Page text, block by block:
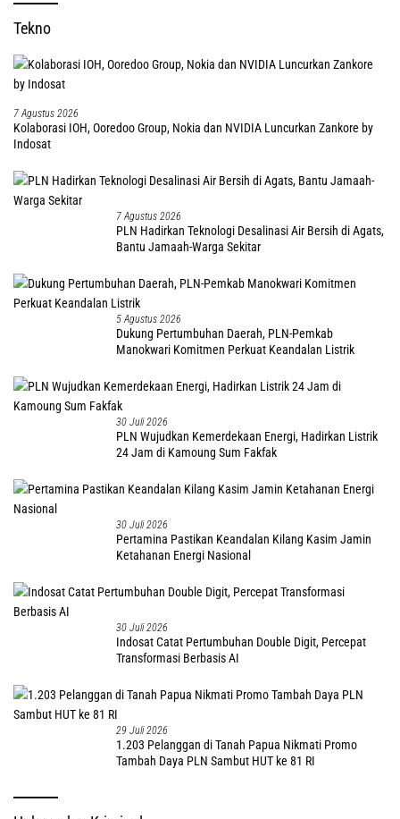
Tekno
7 Agustus 2026
Kolaborasi IOH, Ooredoo Group, Nokia dan NVIDIA Luncurkan Zankore by
Indosat
7 Agustus 2026
PLN Hadirkan Teknologi Desalinasi Air Bersih di Agats,
Bantu Jamaah-Warga Sekitar
5 Agustus 2026
Dukung Pertumbuhan Daerah, PLN-Pemkab
Manokwari Komitmen Perkuat Keandalan Listrik
30 Juli 2026
PLN Wujudkan Kemerdekaan Energi, Hadirkan Listrik
24 Jam di Kamoung Sum Fakfak
30 Juli 2026
Pertamina Pastikan Keandalan Kilang Kasim Jamin
Ketahanan Energi Nasional
30 Juli 2026
Indosat Catat Pertumbuhan Double Digit, Percepat
Transformasi Berbasis AI
29 Juli 2026
1.203 Pelanggan di Tanah Papua Nikmati Promo
Tambah Daya PLN Sambut HUT ke 81 RI